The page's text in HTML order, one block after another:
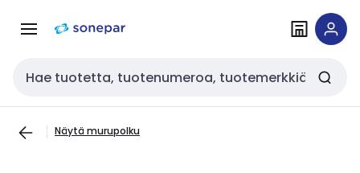
navigointiinsisältöön
Haku
Näytä murupolku